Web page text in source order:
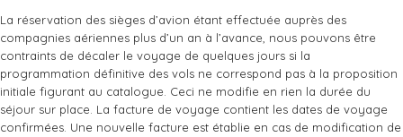
La réservation des sièges d’avion étant effectuée auprès des
compagnies aériennes plus d’un an à l’avance, nous pouvons être
contraints de décaler le voyage de quelques jours si la
programmation définitive des vols ne correspond pas à la proposition
initiale figurant au catalogue. Ceci ne modifie en rien la durée du
séjour sur place. La facture de voyage contient les dates de voyage
confirmées. Une nouvelle facture est établie en cas de modification de